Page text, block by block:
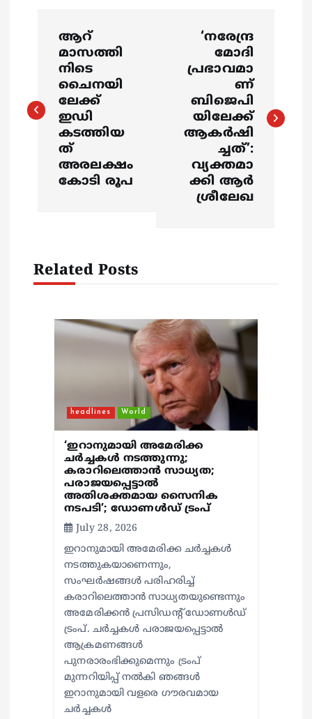
s
t
ആറ്
മാസത്തി
നിടെ
ചൈനയി
ലേക്ക്
ഇഡി
കടത്തിയ
ത്
അരലക്ഷം
കോടി രൂപ
‘നരേന്ദ്ര
മോദി
പ്രഭാവമാ
ണ്
ബിജെപി
യിലേക്ക്
ആകര്‍ഷി
ച്ചത്’:
വ്യക്തമാ
ക്കി ആര്‍
ശ്രീലേഖ
Related Posts
headlines World
‘ഇറാനുമായി അമേരിക്ക
ചര്‍ച്ചകള്‍ നടത്തുന്നു;
കരാറിലെത്താന്‍ സാധ്യത;
പരാജയപ്പെട്ടാല്‍
അതിശക്തമായ സൈനിക
നടപടി’; ഡോണള്‍ഡ് ട്രംപ്
July 28, 2026
ഇറാനുമായി അമേരിക്ക ചര്‍ച്ചകള്‍
നടത്തുകയാണെന്നും,
സംഘര്‍ഷങ്ങള്‍ പരിഹരിച്ച്
കരാറിലെത്താന്‍ സാധ്യതയുണ്ടെന്നും
അമേരിക്കന്‍ പ്രസിഡന്റ് ഡോണള്‍ഡ്
ട്രംപ്. ചര്‍ച്ചകള്‍ പരാജയപ്പെട്ടാല്‍
ആക്രമണങ്ങള്‍
പുനരാരംഭിക്കുമെന്നും ട്രംപ്
മുന്നറിയിപ്പ് നല്‍കി ഞങ്ങള്‍
ഇറാനുമായി വളരെ ഗൗരവമായ
ചര്‍ച്ചകള്‍